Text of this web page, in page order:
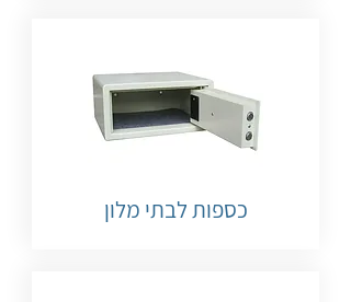
כספות לבתי מלון